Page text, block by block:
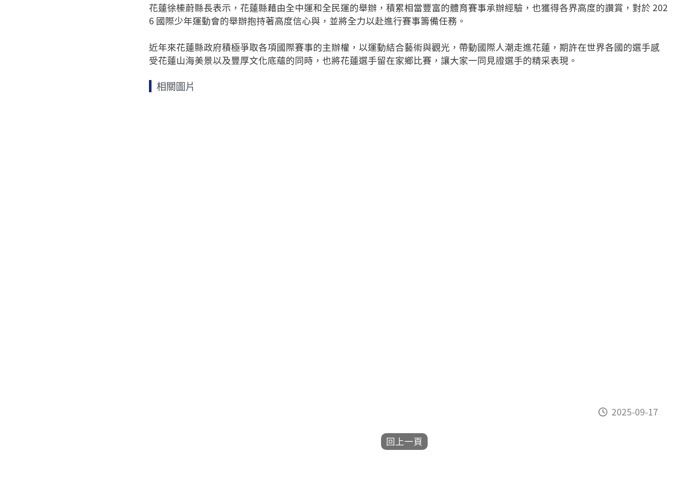
花蓮徐榛蔚縣長表示，花蓮縣藉由全中運和全民運的舉辦，積累相當豐富的體育賽事承辦經驗，也獲得各界高度的讚賞，對於 202
6 國際少年運動會的舉辦抱持著高度信心與，並將全力以赴進行賽事籌備任務。
近年來花蓮縣政府積極爭取各項國際賽事的主辦權，以運動結合藝術與觀光，帶動國際人潮走進花蓮，期許在世界各國的選手感
受花蓮山海美景以及豐厚文化底蘊的同時，也將花蓮選手留在家鄉比賽，讓大家一同見證選手的精采表現。
相關圖片
2025-09-17